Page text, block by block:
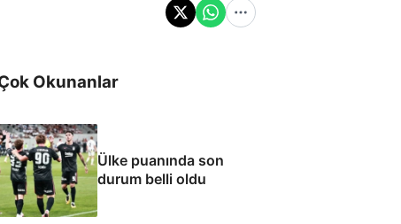
Okunanlar
Ülke puanında son
durum belli oldu